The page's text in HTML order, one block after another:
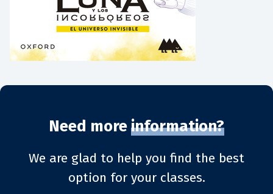
Need moreinformation?
We are glad to help you find the best
option for your classes.